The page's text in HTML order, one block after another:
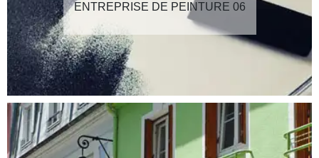
ENTREPRISE DE PEINTURE 06